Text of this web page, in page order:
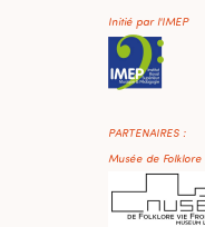
Initié par l'IMEP
PARTENAIRES :
Musée de